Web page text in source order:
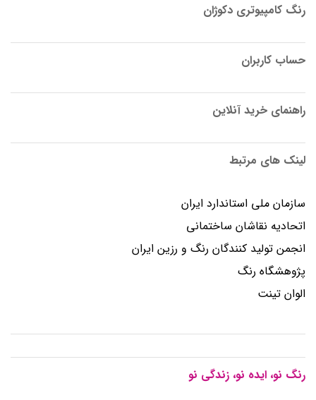
رنگ کامپیوتری دکوژان
حساب کاربران
راهنمای خرید آنلاین
لینک های مرتبط
سازمان ملی استاندارد ایران
اتحادیه نقاشان ساختمانی
انجمن توليد كنندگان رنگ و رزين ايران
پژوهشگاه رنگ
الوان تینت
رنگ نو، ایده نو، زندگی نو